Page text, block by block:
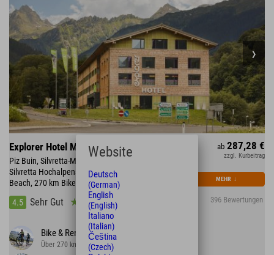
Explorer Hotel Montafon
Piz Buin, Silvretta-Montafon mit 300 km Skipiste •
Silvretta Hochalpenstraße • direkt am Mountain
Beach, 270 km Bikestrecke
4.5
Sehr Gut 396 Bewertungen
ab 287,28 €
zzgl. Kurbeitrag
MEHR ↓
Bike & Rennrad
Über 270 km Strecke im Tal und auf dem Berg
Website
Deutsch
(German)
English
(English)
Italiano
(Italian)
Čeština
(Czech)